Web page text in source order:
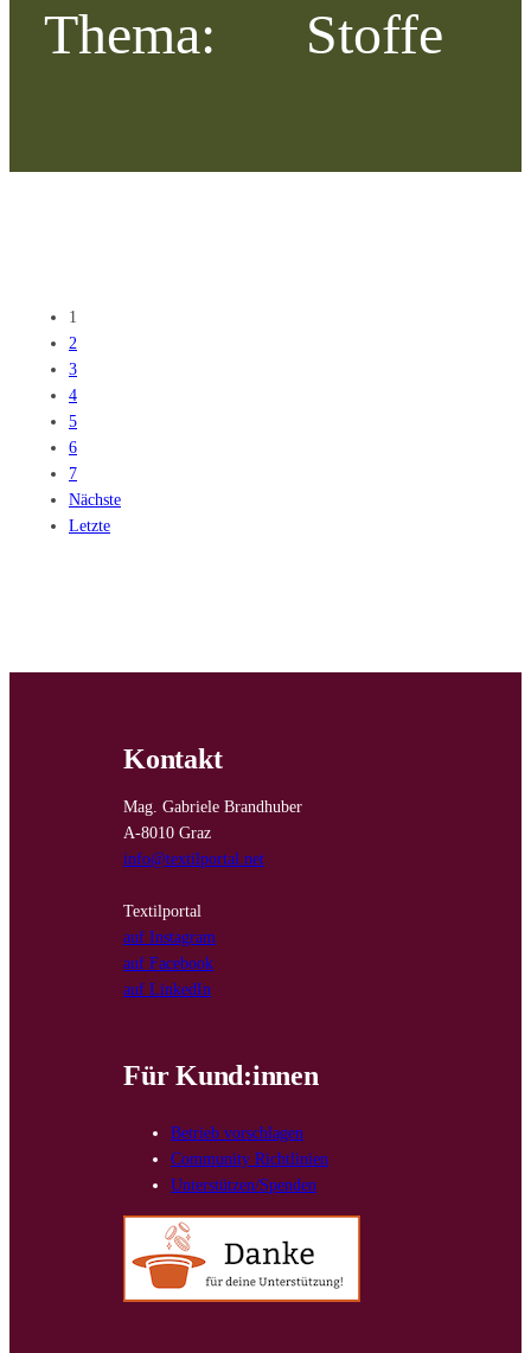
Thema:
Stoffe
1
2
3
4
5
6
7
Nächste
Letzte
Kontakt
Mag. Gabriele Brandhuber
A-8010 Graz
info@textilportal.net
Textilportal
auf Instagram
auf Facebook
auf LinkedIn
Für Kund:innen
Betrieb vorschlagen
Community Richtlinien
Unterstützen/Spenden